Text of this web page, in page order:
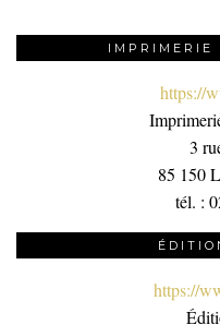
IMPRIMERIE
https://
3
85 150
tél. :
https://